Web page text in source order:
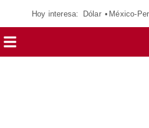
Hoy interesa: Dólar México-